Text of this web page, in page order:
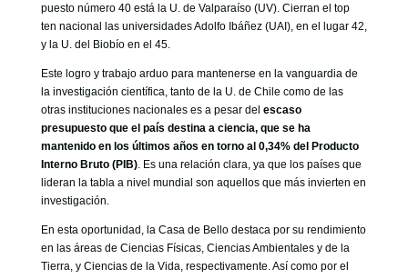
puesto número 40 está la U. de Valparaíso (UV). Cierran el top
ten nacional las universidades Adolfo Ibáñez (UAI), en el lugar 42,
y la U. del Biobío en el 45.
Este logro y trabajo arduo para mantenerse en la vanguardia de
la investigación científica, tanto de la U. de Chile como de las
otras instituciones nacionales es a pesar del escaso
presupuesto que el país destina a ciencia, que se ha
mantenido en los últimos años en torno al 0,34% del Producto
Interno Bruto (PIB). Es una relación clara, ya que los países que
lideran la tabla a nivel mundial son aquellos que más invierten en
investigación.
En esta oportunidad, la Casa de Bello destaca por su rendimiento
en las áreas de Ciencias Físicas, Ciencias Ambientales y de la
Tierra, y Ciencias de la Vida, respectivamente. Así como por el